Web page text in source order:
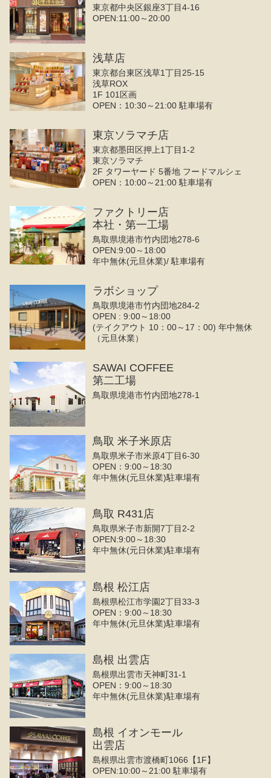
東京都中央区銀座3丁目4‐16
OPEN:11:00～20:00
浅草店
東京都台東区浅草1丁目25-15
浅草ROX
1F 101区画
OPEN：10:30～21:00 駐車場有
東京ソラマチ店
東京都墨田区押上1丁目1-2
東京ソラマチ
2F タワーヤード 5番地 フードマルシェ
OPEN：10:00～21:00 駐車場有
ファクトリー店
本社・第一工場
鳥取県境港市竹内団地278-6
OPEN:9:00～18:00
年中無休(元旦休業)/ 駐車場有
ラボショップ
鳥取県境港市竹内団地284-2
OPEN : 9:00～18:00
(テイクアウト 10：00～17：00) 年中無休
（元旦休業）
SAWAI COFFEE
第二工場
鳥取県境港市竹内団地278-1
鳥取 米子米原店
鳥取県米子市米原4丁目6-30
OPEN：9:00～18:30
年中無休(元旦休業)駐車場有
鳥取 R431店
鳥取県米子市新開7丁目2-2
OPEN:9:00～18:30
年中無休(元日休業)駐車場有
島根 松江店
島根県松江市学園2丁目33-3
OPEN：9:00～18:30
年中無休(元旦休業)駐車場有
島根 出雲店
島根県出雲市天神町31-1
OPEN：9:00～18:30
年中無休(元旦休業)駐車場有
島根 イオンモール
出雲店
島根県出雲市渡橋町1066【1F】
OPEN:10:00～21:00 駐車場有